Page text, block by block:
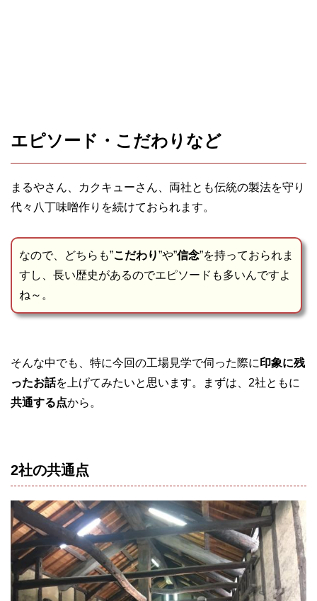
エピソード・こだわりなど
まるやさん、カクキューさん、両社とも伝統の製法を守り
代々八丁味噌作りを続けておられます。
なので、どちらも”こだわり”や”信念”を持っておられま
すし、長い歴史があるのでエピソードも多いんですよ
ね～。
そんな中でも、特に今回の工場見学で伺った際に印象に残
ったお話を上げてみたいと思います。まずは、2社ともに
共通する点から。
2社の共通点